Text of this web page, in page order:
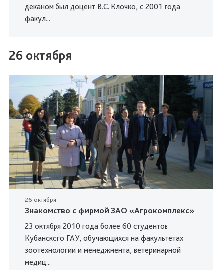
деканом был доцент В.С. Клочко, с 2001 года
факул...
26 октября
26 октября
Знакомство с фирмой ЗАО «Агрокомплекс»
23 октября 2010 года более 60 студентов
Кубанского ГАУ, обучающихся на факультетах
зоотехнологии и менеджмента, ветеринарной
медиц...